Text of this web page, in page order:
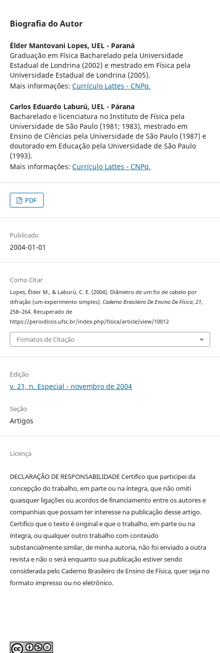
Biografia do Autor
Élder Mantovani Lopes, UEL - Paraná
Graduação em Física Bacharelado pela Universidade
Estadual de Londrina (2002) e mestrado em Física pela
Universidade Estadual de Londrina (2005).
Mais informações: Currículo Lattes - CNPq.
Carlos Eduardo Laburú, UEL - Párana
Bacharelado e licenciatura no Instituto de Física pela
Universidade de São Paulo (1981; 1983), mestrado em
Ensino de Ciências pela Universidade de São Paulo (1987) e
doutorado em Educação pela Universidade de São Paulo
(1993).
Mais informações: Currículo Lattes - CNPq.
PDF
Publicado
2004-01-01
Como Citar
Lopes, Élder M., & Laburú, C. E. (2004). Diâmetro de um fio de cabelo por
difração (um experimento simples). Caderno Brasileiro De Ensino De Física, 21,
258–264. Recuperado de
https://periodicos.ufsc.br/index.php/fisica/article/view/10012
Fomatos de Citação
Edição
v. 21, n. Especial - novembro de 2004
Seção
Artigos
Licença
DECLARAÇÃO DE RESPONSABILIDADE Certifico que participei da
concepção do trabalho, em parte ou na íntegra, que não omiti
quaisquer ligações ou acordos de financiamento entre os autores e
companhias que possam ter interesse na publicação desse artigo.
Certifico que o texto é original e que o trabalho, em parte ou na
íntegra, ou qualquer outro trabalho com conteúdo
substancialmente similar, de minha autoria, não foi enviado a outra
revista e não o será enquanto sua publicação estiver sendo
considerada pelo Caderno Brasileiro de Ensino de Física, quer seja no
formato impresso ou no eletrônico.